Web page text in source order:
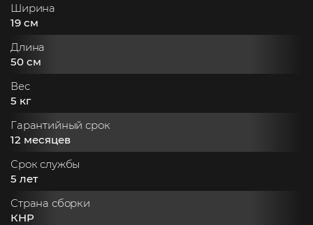
Ширина
19 см
Длина
50 см
Вес
5 кг
Гарантийный срок
12 месяцев
Срок службы
5 лет
Страна сборки
КНР